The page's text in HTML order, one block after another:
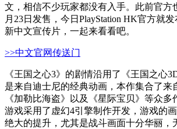
文，相信不少玩家都没有入手。此前官方
月 23日发售，今日 PlayStation HK官方就发
新中文宣传片，一起来看看吧。
>>中文官网传送门
《王国之心3》的剧情沿用了《王国之心
是来自迪士尼的经典动画，本作集合了来
《加勒比海盗》以及《星际宝贝》等众多
游戏采用了虚幻4引擎制作开发，游戏的
绝大的提升，尤其是战斗画面十分华丽，